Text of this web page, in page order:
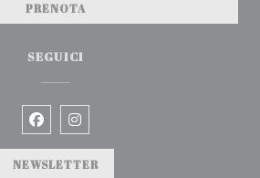
PRENOTA
SEGUICI
Facebook ((apre una nuova
Instagram ((apre una
NEWSLETTER